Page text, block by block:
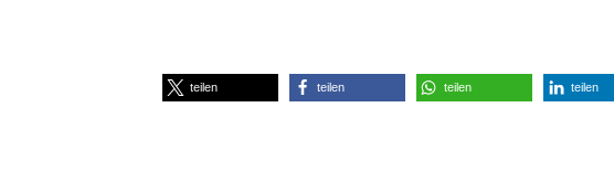
teilen teilen teilen teilen